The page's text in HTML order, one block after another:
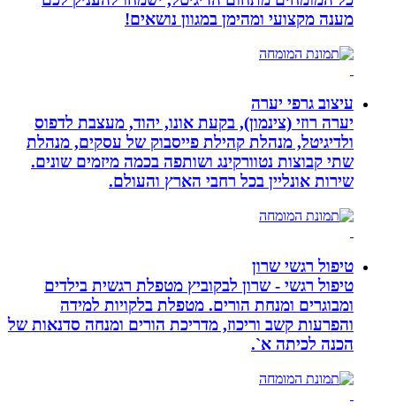
מענה מקצועי ומהימן במגוון נושאים!
עיצוב גרפי יערה
יערה רוזי (צינמון), בקעת אונו, יהוד, מעצבת לדפוס
ולדיגיטל, מנהלת קהילת פייסבוק של עסקים, מנהלת
שתי קבוצות נטוורקינג ושותפה בכמה מיזמים שונים.
שירות אונליין בכל רחבי הארץ והעולם.
טיפול רגשי שרון
טיפול רגשי - שרון לבקוביץ מטפלת רגשית בילדים
ומבוגרים ומנחת הורים. מטפלת בלקויות למידה
והפרעות קשב וריכוז, מדריכת הורים ומנחה סדנאות של
הכנה לכיתה א`.